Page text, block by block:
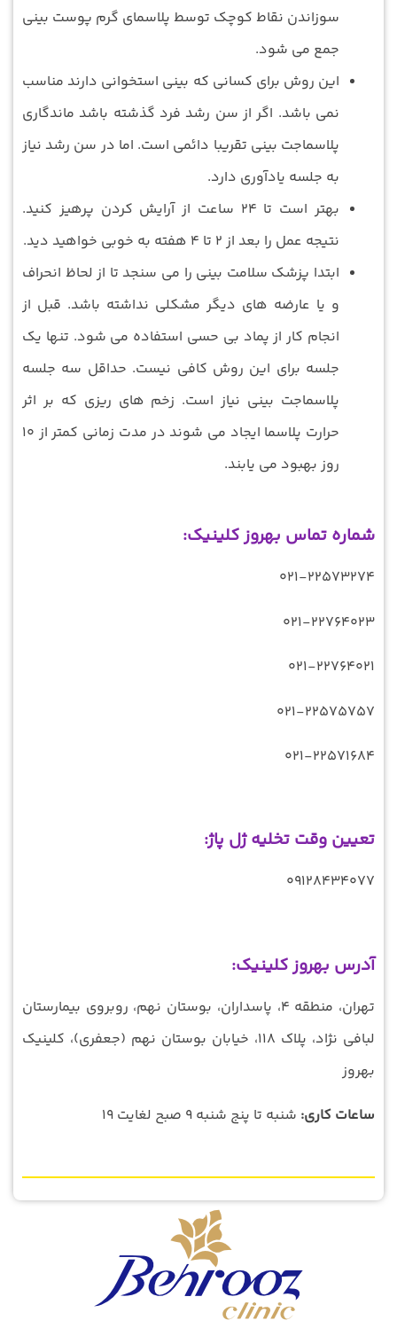
سوزاندن نقاط کوچک توسط پلاسمای گرم پوست بینی
جمع می شود.
این روش برای کسانی که بینی استخوانی دارند مناسب
نمی باشد. اگر از سن رشد فرد گذشته باشد ماندگاری
پلاسماجت بینی تقریبا دائمی است. اما در سن رشد نیاز
به جلسه یادآوری دارد.
بهتر است تا 24 ساعت از آرایش کردن پرهیز کنید.
نتیجه عمل را بعد از 2 تا 4 هفته به خوبی خواهید دید.
ابتدا پزشک سلامت بینی را می سنجد تا از لحاظ انحراف
و یا عارضه های دیگر مشکلی نداشته باشد. قبل از
انجام کار از پماد بی حسی استفاده می شود. تنها یک
جلسه برای این روش کافی نیست. حداقل سه جلسه
پلاسماجت بینی نیاز است. زخم های ریزی که بر اثر
حرارت پلاسما ایجاد می شوند در مدت زمانی کمتر از 10
روز بهبود می یابند.
شماره تماس بهروز کلینیک:
021-22573274
021-22764023
021-22764021
021-22575757
021-22571684
تعیین وقت تخلیه ژل پاژ:
09128434077
آدرس بهروز کلینیک:
تهران، منطقه ۴، پاسداران، بوستان نهم، روبروي بيمارستان
لبافي نژاد، پلاك ١١٨، خیابان بوستان نهم (جعفری)، کلینیک
بهروز
ساعات کاری: شنبه تا پنج شنبه 9 صبح لغایت 19